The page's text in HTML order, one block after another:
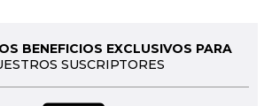
BENEFICIOS EXCLUSIVOS PARA
SUSCRIPTORES